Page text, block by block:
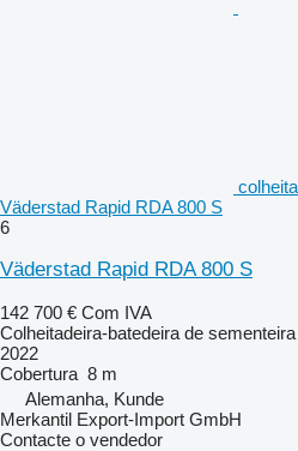
Väderstad Rapid RDA 800 S
6
Väderstad Rapid RDA 800 S
142 700 € Com IVA
Colheitadeira-batedeira de sementeira
2022
Cobertura 8 m
Alemanha, Kunde
Merkantil Export-Import GmbH
Contacte o vendedor